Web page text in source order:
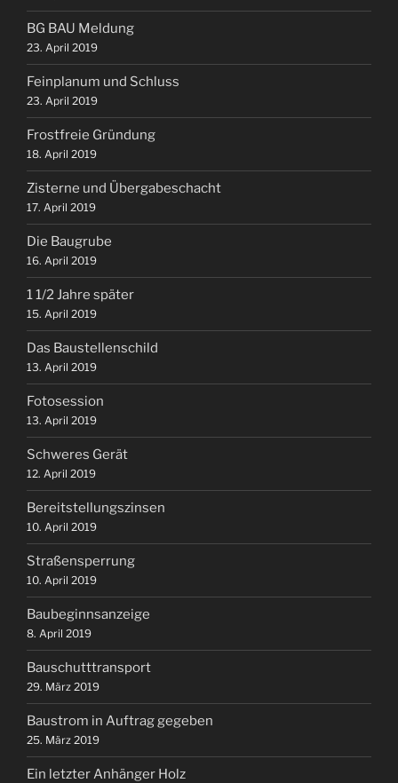
BG BAU Meldung
23. April 2019
Feinplanum und Schluss
23. April 2019
Frostfreie Gründung
18. April 2019
Zisterne und Übergabeschacht
17. April 2019
Die Baugrube
16. April 2019
1 1/2 Jahre später
15. April 2019
Das Baustellenschild
13. April 2019
Fotosession
13. April 2019
Schweres Gerät
12. April 2019
Bereitstellungszinsen
10. April 2019
Straßensperrung
10. April 2019
Baubeginnsanzeige
8. April 2019
Bauschutttransport
29. März 2019
Baustrom in Auftrag gegeben
25. März 2019
Ein letzter Anhänger Holz